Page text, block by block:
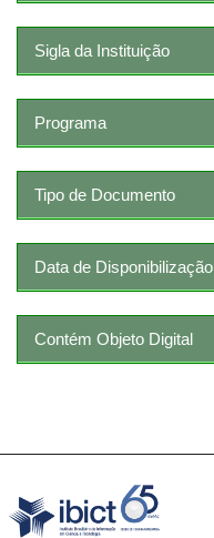
Sigla da Instituição
Programa
Tipo de Documento
Data de Disponibilização
Contém Objeto Digital